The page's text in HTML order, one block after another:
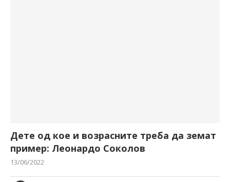
Дете од кое и возрасните треба да земат
пример: Леонардо Соколов
13/06/2022